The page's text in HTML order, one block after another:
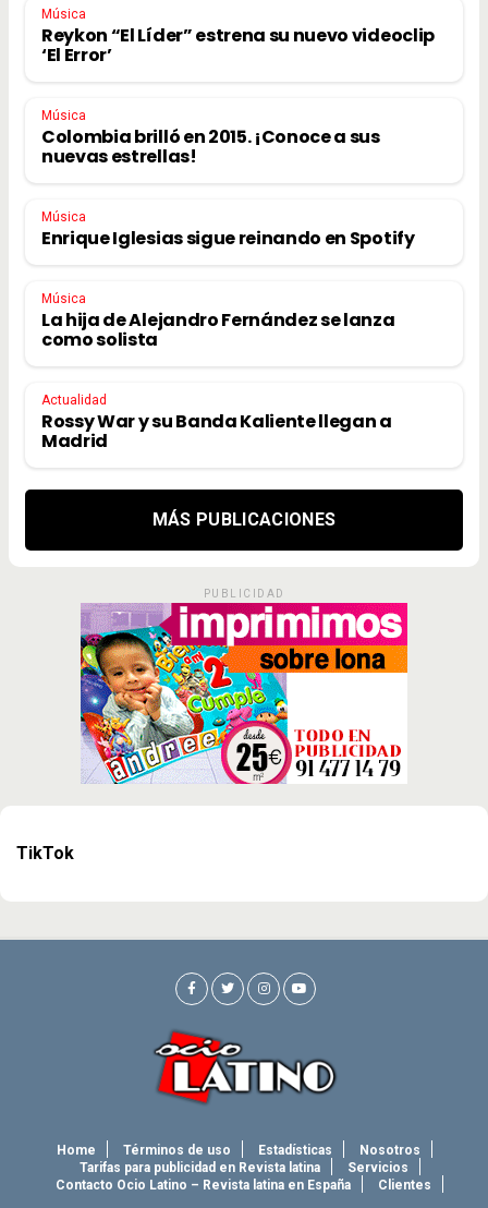
Música
Reykon “El Líder” estrena su nuevo videoclip
‘El Error’
Música
Colombia brilló en 2015. ¡Conoce a sus
nuevas estrellas!
Música
Enrique Iglesias sigue reinando en Spotify
Música
La hija de Alejandro Fernández se lanza
como solista
Actualidad
Rossy War y su Banda Kaliente llegan a
Madrid
MÁS PUBLICACIONES
PUBLICIDAD
TikTok
Home Términos de uso Estadísticas
Nosotros
Tarifas para publicidad en Revista latina
Servicios
Contacto Ocio Latino – Revista latina en España
Clientes